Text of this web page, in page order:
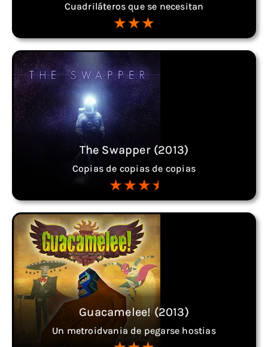
Cuadriláteros que se necesitan
The Swapper (2013)
Copias de copias de copias
Guacamelee! (2013)
Un metroidvania de pegarse hostias